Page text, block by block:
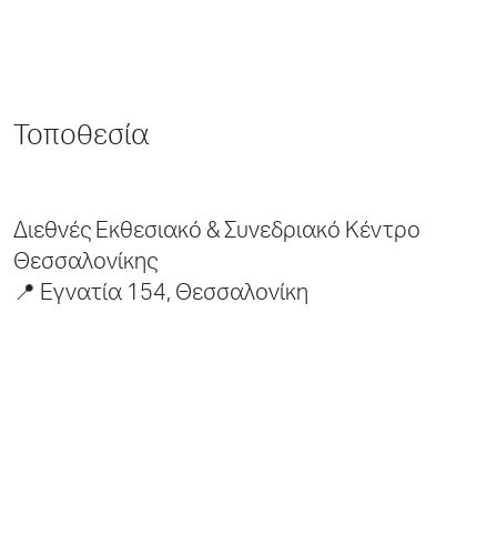
Τοποθεσία
Διεθνές Εκθεσιακό & Συνεδριακό Κέντρο
Θεσσαλονίκης
📍 Εγνατία 154, Θεσσαλονίκη